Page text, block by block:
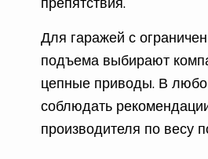
Для гаражей с
подъема выбирают
цепные приводы. В
соблюдать
производителя по весу